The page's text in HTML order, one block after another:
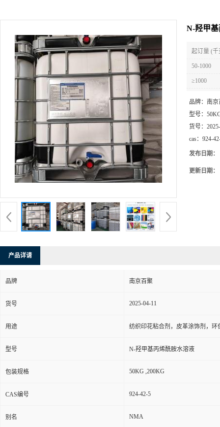
N-羟甲
起订量 (千
50-1000
≥1000
品牌： 南京
型号：
货号：
cas： 924-
发布日期：
更新日期：
产品详请
品牌 南京百聚
货号 2025-04-11
用途 纺织印花粘合剂，皮革涂饰剂，
型号 N-羟甲基丙烯酰胺水溶液
包装规格 50KG ,200KG
CAS编号 924-42-5
别名 NMA